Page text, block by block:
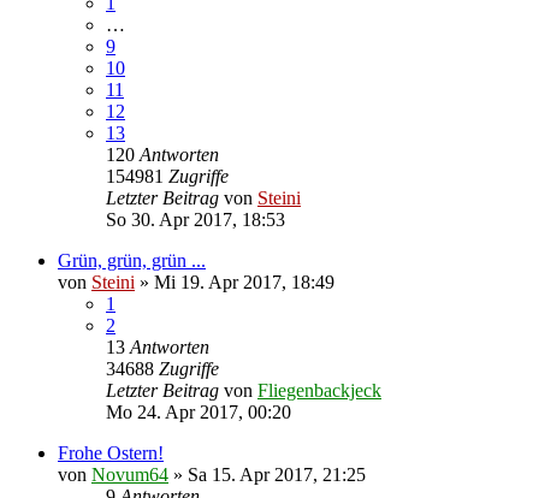
…
9
10
11
12
13
120 Antworten
154981 Zugriffe
Letzter Beitrag von Steini
So 30. Apr 2017, 18:53
Grün, grün, grün ...
von Steini » Mi 19. Apr 2017, 18:49
1
2
13 Antworten
34688 Zugriffe
Letzter Beitrag von Fliegenbackjeck
Mo 24. Apr 2017, 00:20
Frohe Ostern!
von Novum64 » Sa 15. Apr 2017, 21:25